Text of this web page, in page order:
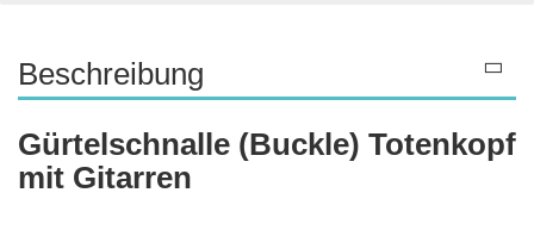
Beschreibung
Gürtelschnalle (Buckle) Totenkopf
mit Gitarren